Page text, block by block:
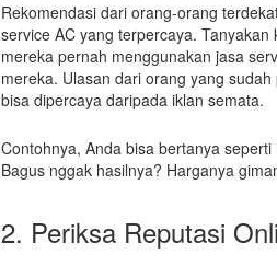
Rekomendasi dari orang-orang
service AC yang terpercaya.
mereka pernah menggunakan jasa
mereka. Ulasan dari orang yang
bisa dipercaya daripada iklan semata.
Contohnya, Anda bisa bertanya
Bagus nggak hasilnya? Harganya
2. Periksa Reputasi